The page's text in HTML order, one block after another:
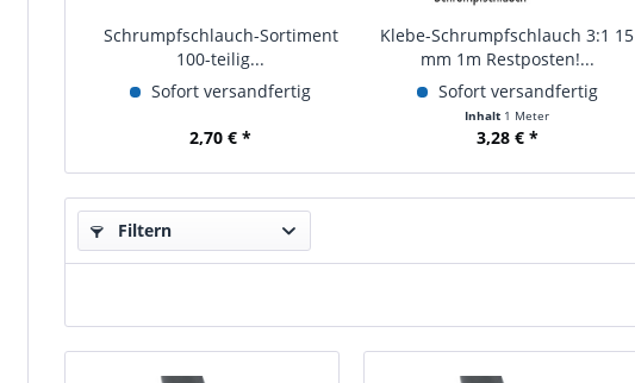
Schrumpfschlauch-Sortiment
100-teilig...
Sofort versandfertig
2,70 € *
Klebe-Schrumpfschlauch 3:1 15
mm 1m Restposten!...
Sofort versandfertig
Inhalt 1 Meter
3,28 € *
Filtern